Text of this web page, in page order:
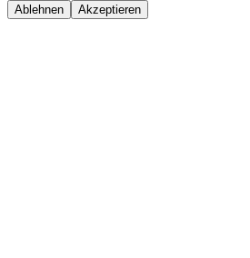
Ablehnen Akzeptieren